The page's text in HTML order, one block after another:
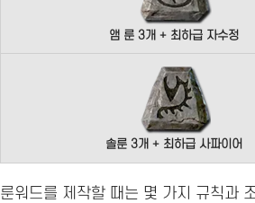
앰 룬 3개 + 최하급 자수정
솔룬 3개 + 최하급 사파이어
룬워드를 제작할 때는 몇 가지 규칙과